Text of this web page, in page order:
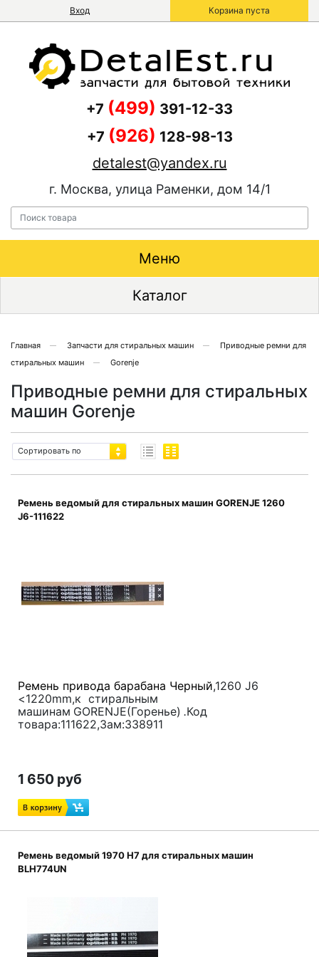
Вход Корзина пуста
+7 (499) 391-12-33
+7 (926) 128-98-13
detalest@yandex.ru
г. Москва, улица Раменки, дом 14/1
Меню
Каталог
Главная Запчасти для стиральных машин
Приводные ремни для
стиральных машин
Gorenje
Приводные ремни для стиральных
машин Gorenje
Сортировать по
Ремень ведомый для стиральных машин GORENJE 1260
J6-111622
Ремень привода барабана Черный,1260 J6
<1220mm,к стиральным
машинам GORENJE(Горенье) .Код
товара:111622,Зам:338911
1 650 руб
Ремень ведомый 1970 H7 для стиральных машин
BLH774UN